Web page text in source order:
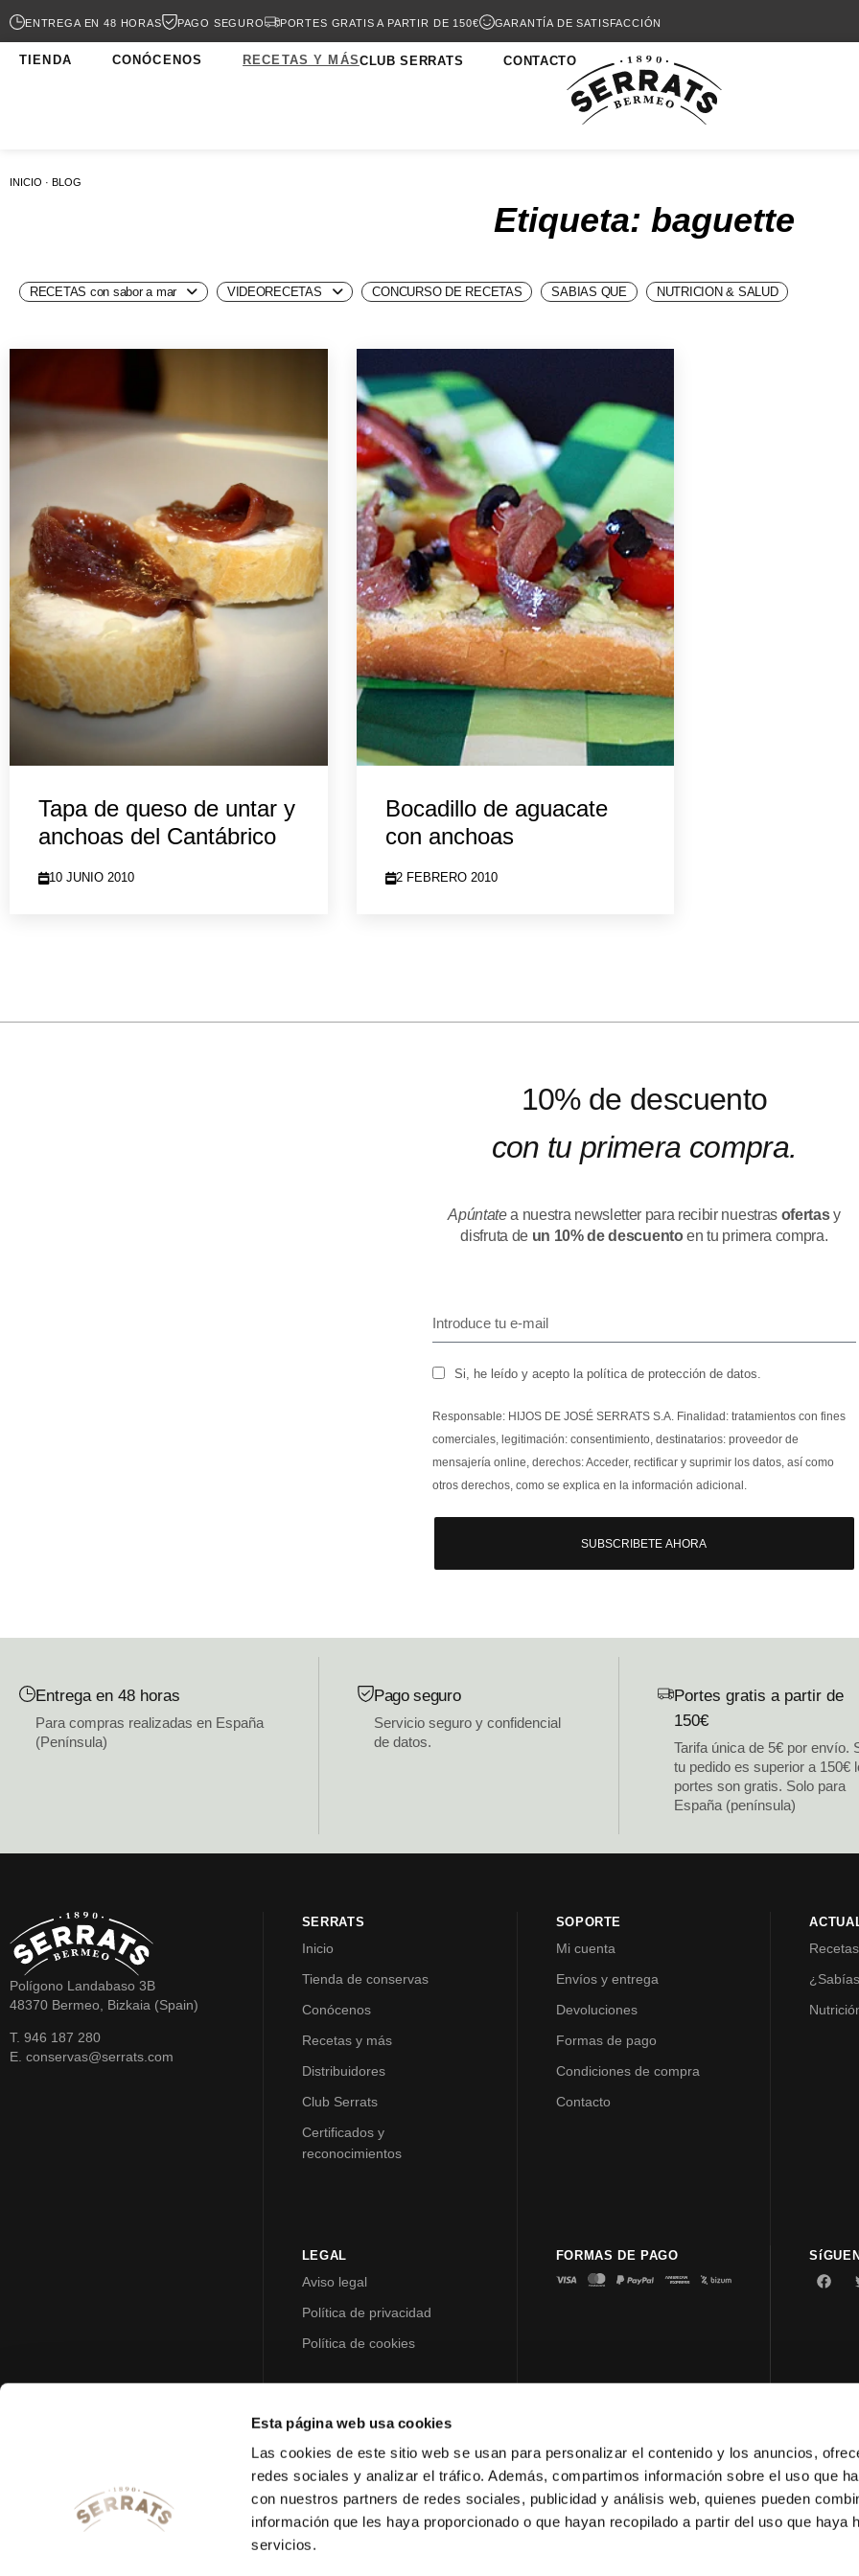
Esta página web usa cookies
Las cookies de este sitio web se usan para personalizar el contenido y los anuncios,
redes sociales y analizar el tráfico. Además, compartimos información sobre el uso que
con nuestros partners de redes sociales, publicidad y análisis web, quienes pueden
información que les haya proporcionado o que hayan recopilado a partir del uso que haya
servicios.
ENTREGA EN 48 HORAS PAGO SEGURO PORTES GRATIS A PARTIR DE 150€ GARANTÍA DE SATISFACCIÓN
TIENDA CONÓCENOS RECETAS Y MÁSCLUB SERRATS CONTACTO
INICIO · BLOG
Etiqueta: baguette
RECETAS con sabor a mar VIDEORECETAS CONCURSO DE RECETAS SABIAS QUE NUTRICION & SALUD
Tapa de queso de untar y
anchoas del Cantábrico
10 JUNIO 2010
Bocadillo de aguacate
con anchoas
2 FEBRERO 2010
10% de descuento
con tu primera compra.
Apúntatea nuestra newsletter para recibir nuestras ofertasy
disfruta de un 10% de descuentoen tu primera compra.
Si, he leído y acepto la política de protección de datos.
Responsable: HIJOS DE JOSÉ SERRATS S.A. Finalidad: tratamientos con fines
comerciales, legitimación: consentimiento, destinatarios: proveedor de
mensajería online, derechos: Acceder, rectificar y suprimir los datos, así como
otros derechos, como se explica en la información adicional.
SUBSCRIBETE AHORA
Entrega en 48 horas
Para compras realizadas en España
(Península)
Pago seguro
Servicio seguro y confidencial
de datos.
Portes gratis a partir de
150€
Tarifa única de 5€ por envío.
tu pedido es superior a 150€
portes son gratis. Solo para
España (península)
Polígono Landabaso 3B
48370 Bermeo, Bizkaia (Spain)
T. 946 187 280
E. conservas@serrats.com
SERRATS
Inicio
Tienda de conservas
Conócenos
Recetas y más
Distribuidores
Club Serrats
Certificados y
reconocimientos
SOPORTE
Mi cuenta
Envíos y entrega
Devoluciones
Formas de pago
Condiciones de compra
Contacto
Recetas
LEGAL
Aviso legal
Política de privacidad
Política de cookies
FORMAS DE PAGO
© 2023